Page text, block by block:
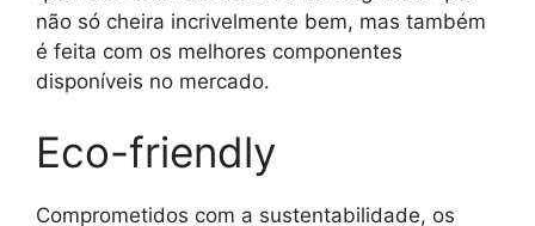
não só cheira incrivelmente bem, mas também
é feita com os melhores componentes
disponíveis no mercado.
Eco-friendly
Comprometidos com a sustentabilidade, os